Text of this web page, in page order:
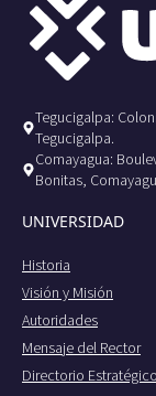
Tegucigalpa:
Tegucigalpa.
Comayagua:
Bonitas,
UNIVERSIDAD
Historia
Visión y Misión
Autoridades
Mensaje del Rector
Directorio Estratégico